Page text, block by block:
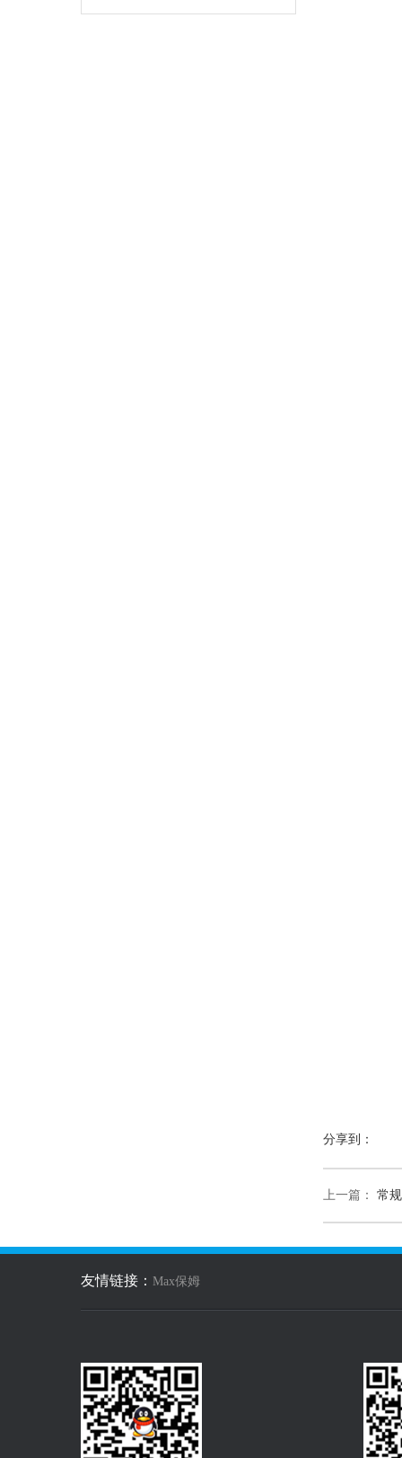
分享到：
上一篇： 常
友情链接： Max保姆